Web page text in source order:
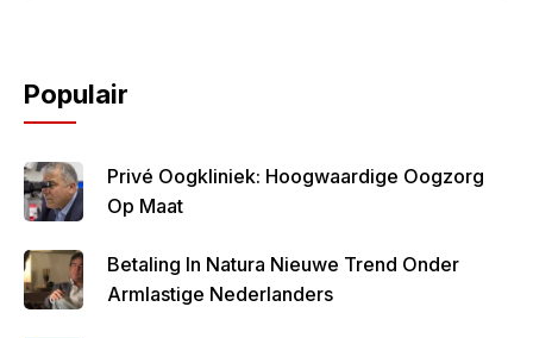
Populair
Privé Oogkliniek: Hoogwaardige Oogzorg
Op Maat
Betaling In Natura Nieuwe Trend Onder
Armlastige Nederlanders